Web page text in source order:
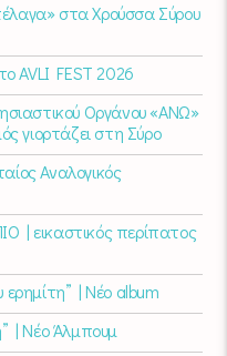
στα Χρούσσα Σύρου
AVLI FEST 2026
Οργάνου «ΑΝΩ»
γιορτάζει στη Σύρο​
Αναλογικός
| εικαστικός περίπατος
| Νέο album
| Νέο Άλμπουμ